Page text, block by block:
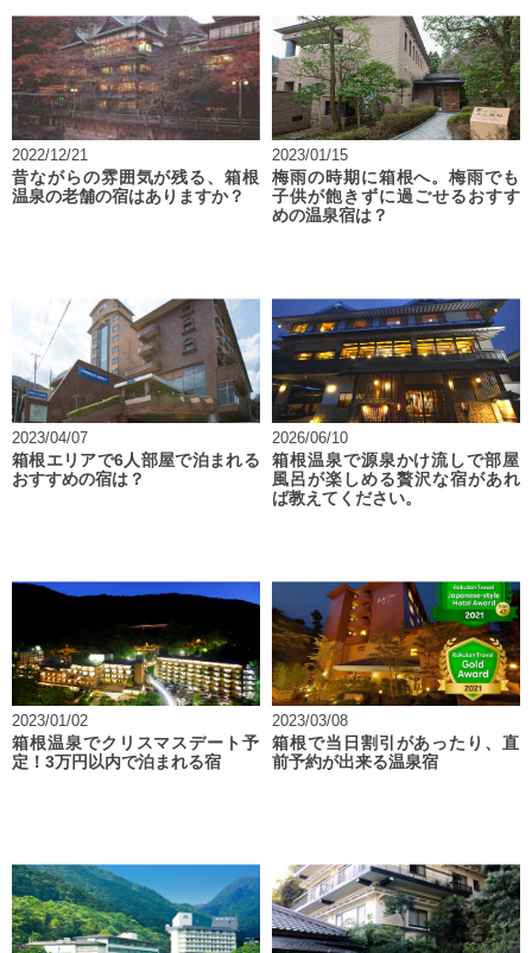
2022/12/21
昔ながらの雰囲気が残る、箱根
温泉の老舗の宿はありますか？
2023/01/15
梅雨の時期に箱根へ。梅雨でも
子供が飽きずに過ごせるおすす
めの温泉宿は？
2023/04/07
箱根エリアで6人部屋で泊まれる
おすすめの宿は？
2026/06/10
箱根温泉で源泉かけ流しで部屋
風呂が楽しめる贅沢な宿があれ
ば教えてください。
2023/01/02
箱根温泉でクリスマスデート予
定！3万円以内で泊まれる宿
2023/03/08
箱根で当日割引があったり、直
前予約が出来る温泉宿